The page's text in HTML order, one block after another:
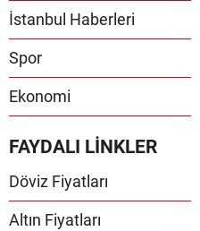
İstanbul Haberleri
Spor
Ekonomi
FAYDALI LİNKLER
Döviz Fiyatları
Altın Fiyatları